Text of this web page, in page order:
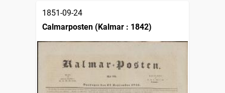
1851-09-24
Calmarposten (Kalmar : 1842)